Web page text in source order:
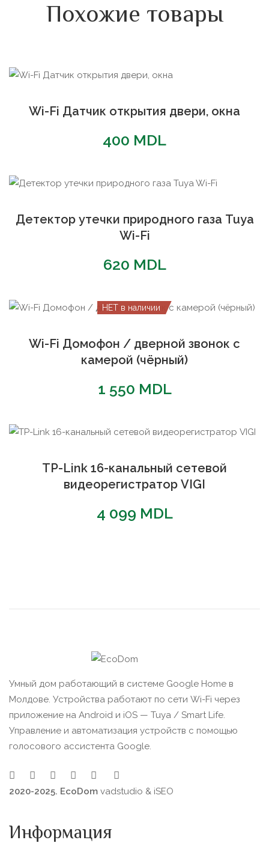
Похожие товары
Wi-Fi Датчик открытия двери, окна
400 MDL
Детектор утечки природного газа Tuya
Wi-Fi
620 MDL
НЕТ в наличии
Wi-Fi Домофон / дверной звонок с
камерой (чёрный)
1 550 MDL
TP-Link 16-канальный сетевой
видеорегистратор VIGI
4 099 MDL
Умный дом работающий в системе Google Home в
Молдове. Устройства работают по сети Wi-Fi через
приложение на Android и iOS — Tuya / Smart Life.
Управление и автоматизация устройств с помощью
голосового ассистента Google.
2020-2025. EcoDom vadstudio & iSEO
Информация